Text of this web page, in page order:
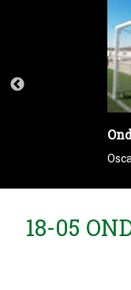
18-05